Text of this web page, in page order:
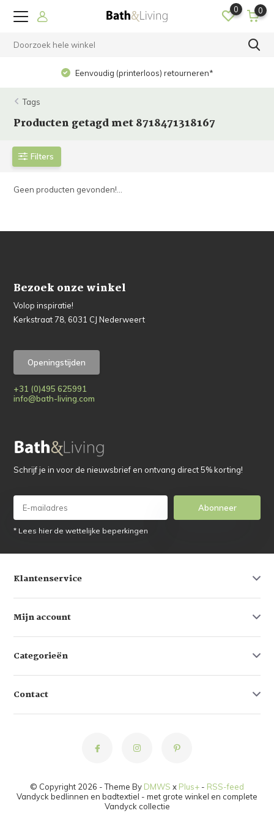
0 0
Eenvoudig (printerloos) retourneren*
Tags
Producten getagd met 8718471318167
Filters
Geen producten gevonden!...
Bezoek onze winkel
Volop inspiratie!
Kerkstraat 78, 6031 CJ Nederweert
Openingstijden
+31 (0)495 625991
info@bath-living.com
Schrijf je in voor de nieuwsbrief en ontvang direct 5% korting!
Abonneer
* Lees hier de wettelijke beperkingen
Klantenservice
Mijn account
Categorieën
Contact
© Copyright 2026 - Theme By DMWS x Plus+ - RSS-feed
Vandyck bedlinnen en badtextiel - met grote winkel en complete
Vandyck collectie